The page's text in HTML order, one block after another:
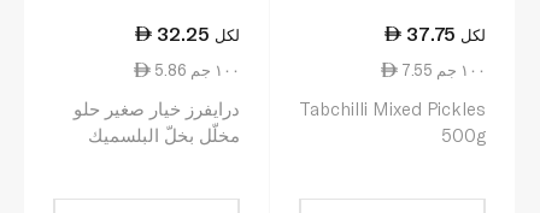
37.75 لكل
7.55 ١٠٠ جم
Tabchilli Mixed Pickles
500g
32.25 لكل
5.86 ١٠٠ جم
درايفرز خيار صغير حلو
مخلّل بخلّ البلسميك